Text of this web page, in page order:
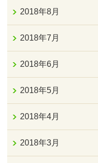
2018年8月
2018年7月
2018年6月
2018年5月
2018年4月
2018年3月